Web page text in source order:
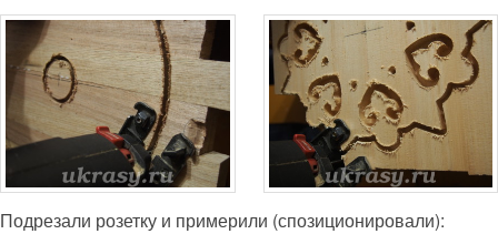
Подрезали розетку и примерили (спозиционировали):